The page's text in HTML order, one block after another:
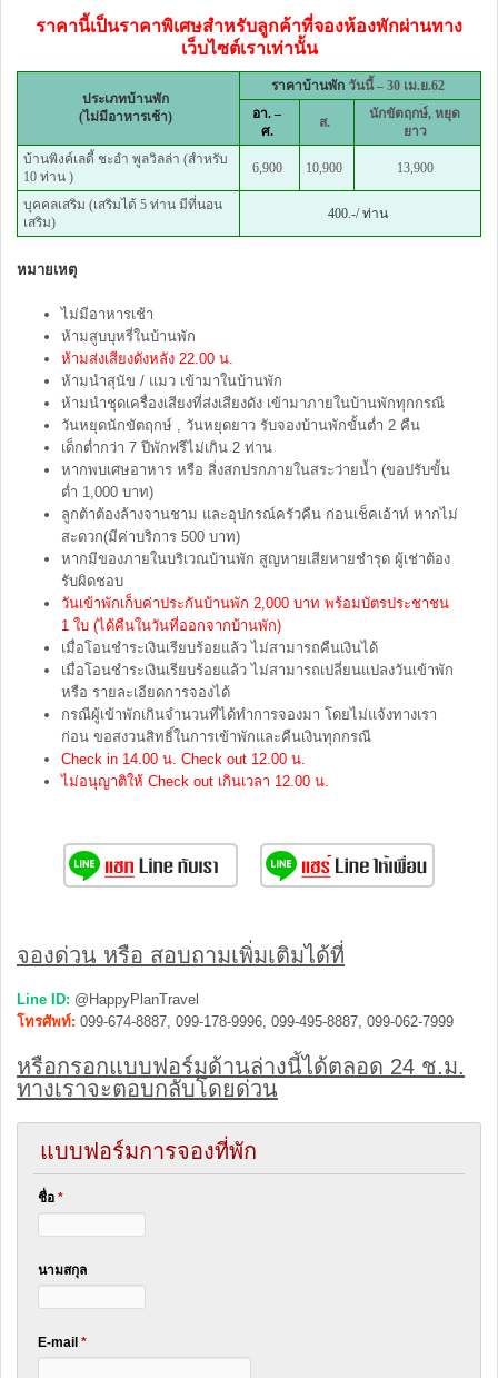
ราคานี้เป็นราคาพิเศษสำหรับลูกค้าที่จองห้องพักผ่านทาง
เว็บไซต์เราเท่านั้น
ประเภทบ้านพัก
(ไม่มีอาหารเช้า)
ราคาบ้านพักวันนี้ – 30 เม.ย.62
อา. –
ศ.
ส.
นักขัตฤกษ์, หยุด
ยาว
บ้านพิงค์เลดี้ ชะอำ พูลวิลล่า (สำหรับ
10 ท่าน )
6,900 10,900 13,900
บุคคลเสริม (เสริมได้ 5 ท่าน มีที่นอน
เสริม)
400.-/ ท่าน
หมายเหตุ
ไม่มีอาหารเช้า
ห้ามสูบบุหรี่ในบ้านพัก
ห้ามส่งเสียงดังหลัง 22.00 น.
ห้ามนำสุนัข / แมว เข้ามาในบ้านพัก
ห้ามนำชุดเครื่องเสียงที่ส่งเสียงดัง เข้ามาภายในบ้านพักทุกกรณี
วันหยุดนักขัตฤกษ์ , วันหยุดยาว รับจองบ้านพักขั้นต่ำ 2 คืน
เด็กต่ำกว่า 7 ปีพักฟรีไม่เกิน 2 ท่าน
หากพบเศษอาหาร หรือ สิ่งสกปรกภายในสระว่ายน้ำ (ขอปรับขั้น
ต่ำ 1,000 บาท)
ลูกต้าต้องล้างจานชาม และอุปกรณ์ครัวคืน ก่อนเช็คเอ้าท์ หากไม่
สะดวก(มีค่าบริการ 500 บาท)
หากมีของภายในบริเวณบ้านพัก สูญหายเสียหายชำรุด ผู้เช่าต้อง
รับผิดชอบ
วันเข้าพักเก็บค่าประกันบ้านพัก 2,000 บาท พร้อมบัตรประชาชน
1 ใบ (ได้คืนในวันที่ออกจากบ้านพัก)
เมื่อโอนชำระเงินเรียบร้อยแล้ว ไม่สามารถคืนเงินได้
เมื่อโอนชำระเงินเรียบร้อยแล้ว ไม่สามารถเปลี่ยนแปลงวันเข้าพัก
หรือ รายละเอียดการจองได้
กรณีผู้เข้าพักเกินจำนวนที่ได้ทำการจองมา โดยไม่แจ้งทางเรา
ก่อน ขอสงวนสิทธิ์ในการเข้าพักและคืนเงินทุกกรณี
Check in 14.00 น. Check out 12.00 น.
ไม่อนุญาติให้ Check out เกินเวลา 12.00 น.
จองด่วน หรือ สอบถามเพิ่มเติมได้ที่
Line ID: @HappyPlanTravel
โทรศัพท์: 099-674-8887, 099-178-9996, 099-495-8887, 099-062-7999
หรือกรอกแบบฟอร์มด้านล่างนี้ได้ตลอด 24 ช.ม.
ทางเราจะตอบกลับโดยด่วน
แบบฟอร์มการจองที่พัก
ชื่อ *
นามสกุล
E-mail *